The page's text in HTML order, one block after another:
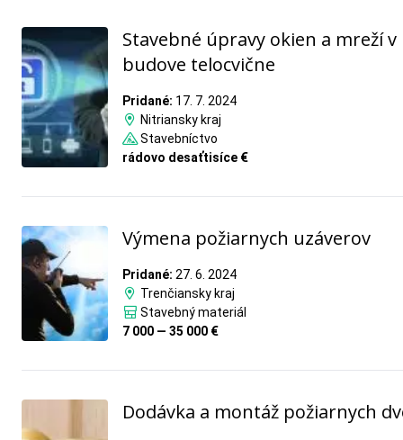
Stavebné úpravy okien a mreží v
budove telocvične
Pridané: 17. 7. 2024
Nitriansky kraj
Stavebníctvo
rádovo desaťtisíce €
Výmena požiarnych uzáverov
Pridané: 27. 6. 2024
Trenčiansky kraj
Stavebný materiál
7 000 — 35 000 €
Dodávka a montáž požiarnych